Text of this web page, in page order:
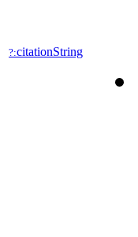
?:citationString